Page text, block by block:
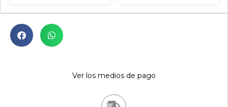
Ver los medios de pago